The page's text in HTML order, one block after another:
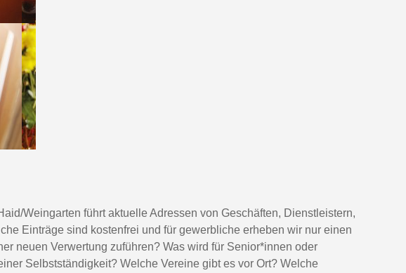
Weingarten führt aktuelle Adressen von Geschäften, Dienstleistern,
Einträge sind kostenfrei und für gewerbliche erheben wir nur einen
neuen Verwertung zuführen? Was wird für Senior*innen oder
Selbstständigkeit? Welche Vereine gibt es vor Ort? Welche